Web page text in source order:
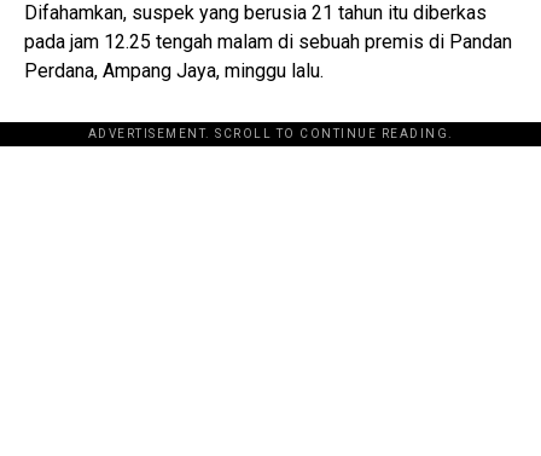
Difahamkan, suspek yang berusia 21 tahun itu diberkas
pada jam 12.25 tengah malam di sebuah premis di Pandan
Perdana, Ampang Jaya, minggu lalu.
ADVERTISEMENT. SCROLL TO CONTINUE READING.